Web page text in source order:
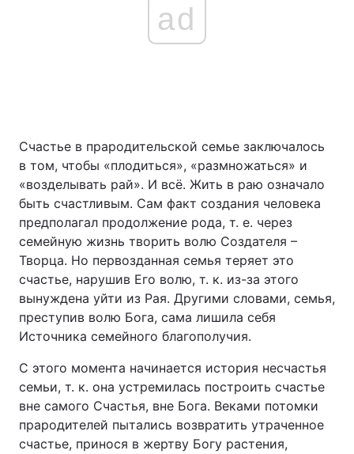
ad
Счастье в прародительской семье заключалось
в том, чтобы «плодиться», «размножаться» и
«возделывать рай». И всё. Жить в раю означало
быть счастливым. Сам факт создания человека
предполагал продолжение рода, т. е. через
семейную жизнь творить волю Создателя –
Творца. Но первозданная семья теряет это
счастье, нарушив Его волю, т. к. из-за этого
вынуждена уйти из Рая. Другими словами, семья,
преступив волю Бога, сама лишила себя
Источника семейного благополучия.
С этого момента начинается история несчастья
семьи, т. к. она устремилась построить счастье
вне самого Счастья, вне Бога. Веками потомки
прародителей пытались возвратить утраченное
счастье, принося в жертву Богу растения,